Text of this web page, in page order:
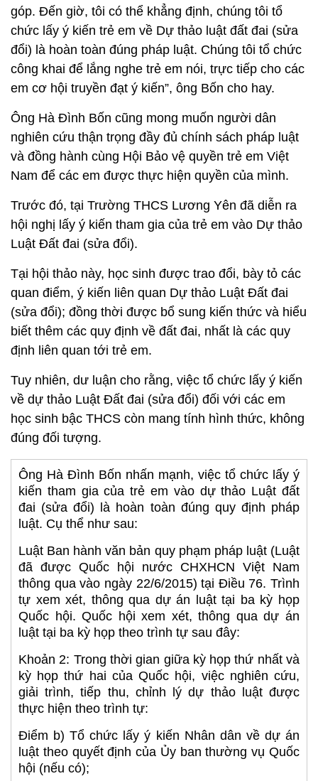
góp. Đến giờ, tôi có thể khẳng định, chúng tôi tổ
chức lấy ý kiến trẻ em về Dự thảo luật đất đai (sửa
đổi) là hoàn toàn đúng pháp luật. Chúng tôi tổ chức
công khai để lắng nghe trẻ em nói, trực tiếp cho các
em cơ hội truyền đạt ý kiến”, ông Bốn cho hay.
Ông Hà Đình Bốn cũng mong muốn người dân
nghiên cứu thận trọng đầy đủ chính sách pháp luật
và đồng hành cùng Hội Bảo vệ quyền trẻ em Việt
Nam để các em được thực hiện quyền của mình.
Trước đó, tại Trường THCS Lương Yên đã diễn ra
hội nghị lấy ý kiến tham gia của trẻ em vào Dự thảo
Luật Đất đai (sửa đổi).
Tại hội thảo này, học sinh được trao đổi, bày tỏ các
quan điểm, ý kiến liên quan Dự thảo Luật Đất đai
(sửa đổi); đồng thời được bổ sung kiến thức và hiểu
biết thêm các quy định về đất đai, nhất là các quy
định liên quan tới trẻ em.
Tuy nhiên, dư luận cho rằng, việc tổ chức lấy ý kiến
về dự thảo Luật Đất đai (sửa đổi) đối với các em
học sinh bậc THCS còn mang tính hình thức, không
đúng đối tượng.
Ông Hà Đình Bốn nhấn mạnh, việc tổ chức lấy ý
kiến tham gia của trẻ em vào dự thảo Luật đất
đai (sửa đổi) là hoàn toàn đúng quy định pháp
luật. Cụ thể như sau:
Luật Ban hành văn bản quy phạm pháp luật (Luật
đã được Quốc hội nước CHXHCN Việt Nam
thông qua vào ngày 22/6/2015) tại Điều 76. Trình
tự xem xét, thông qua dự án luật tại ba kỳ họp
Quốc hội. Quốc hội xem xét, thông qua dự án
luật tại ba kỳ họp theo trình tự sau đây:
Khoản 2: Trong thời gian giữa kỳ họp thứ nhất và
kỳ họp thứ hai của Quốc hội, việc nghiên cứu,
giải trình, tiếp thu, chỉnh lý dự thảo luật được
thực hiện theo trình tự:
Điểm b) Tổ chức lấy ý kiến Nhân dân về dự án
luật theo quyết định của Ủy ban thường vụ Quốc
hội (nếu có);